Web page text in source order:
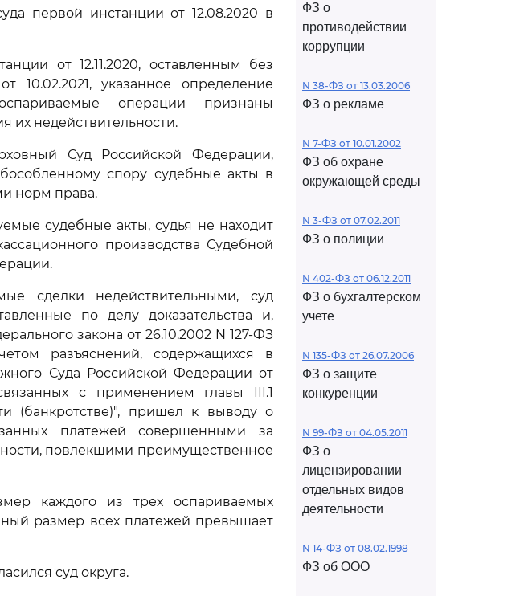
первой инстанции от 12.08.2020 в
от 12.11.2020, оставленным без
10.02.2021, указанное определение
операции признаны
их недействительности.
Суд Российской Федерации,
спору судебные акты в
норм права.
судебные акты, судья не находит
производства Судебной
сделки недействительными, суд
по делу доказательства и,
закона от 26.10.2002 N 127-ФЗ
разъяснений, содержащихся в
Суда Российской Федерации от
с применением главы III.1
(банкротстве)", пришел к выводу о
платежей совершенными за
повлекшими преимущественное
каждого из трех оспариваемых
размер всех платежей превышает
суд округа.
ФЗ о
противодействии
коррупции
N 38-ФЗ от 13.03.2006
ФЗ о рекламе
N 7-ФЗ от 10.01.2002
ФЗ об охране
окружающей среды
N 3-ФЗ от 07.02.2011
ФЗ о полиции
N 402-ФЗ от 06.12.2011
ФЗ о бухгалтерском
учете
N 135-ФЗ от 26.07.2006
ФЗ о защите
конкуренции
N 99-ФЗ от 04.05.2011
ФЗ о
лицензировании
отдельных видов
деятельности
N 14-ФЗ от 08.02.1998
ФЗ об ООО